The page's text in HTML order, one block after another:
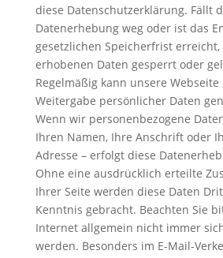
diese Datenschutzerklärung. Fällt
Datenerhebung weg oder ist das
gesetzlichen Speicherfrist
erhobenen Daten gesperrt oder
Regelmäßig kann unsere Webseite
Weitergabe persönlicher Daten
Wenn wir personenbezogene
Ihren Namen, Ihre Anschrift oder
Adresse – erfolgt diese
Ohne eine ausdrücklich erteilte
Ihrer Seite werden diese Daten
Kenntnis gebracht. Beachten Sie
Internet allgemein nicht immer
werden. Besonders im E-Mail-